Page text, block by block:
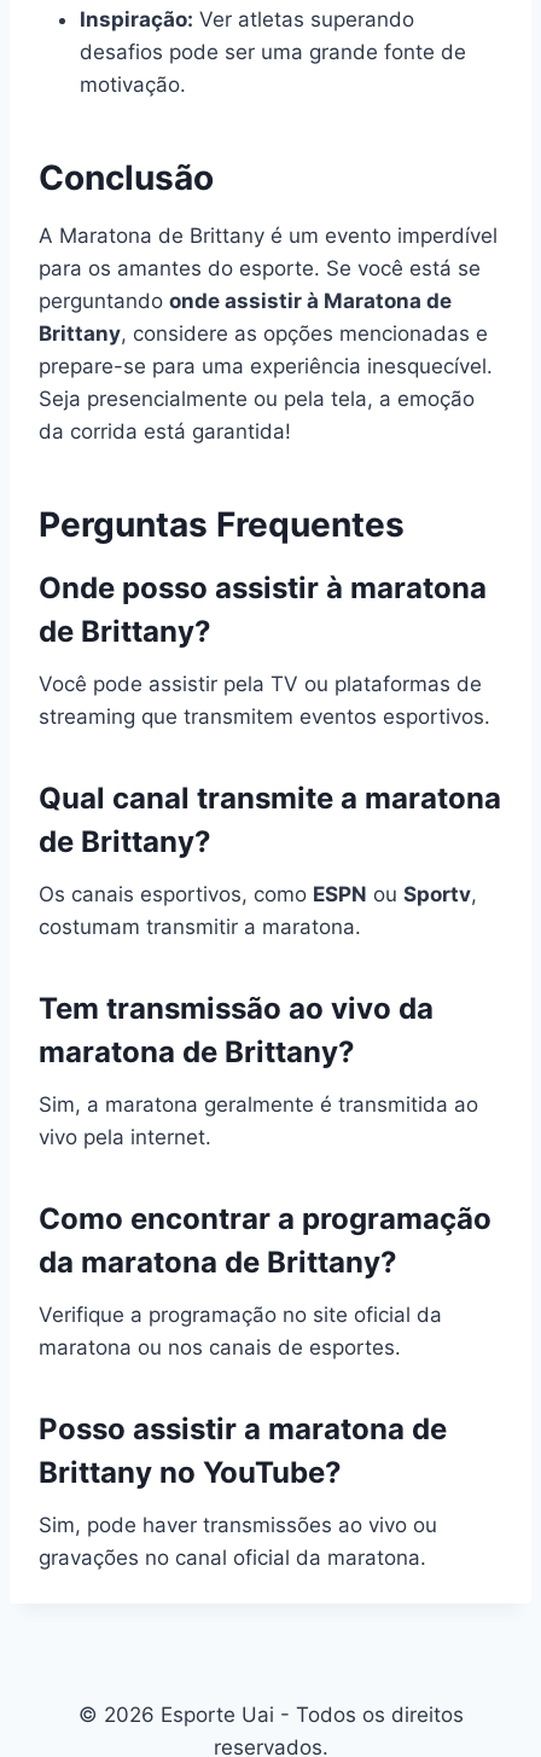
Inspiração: Ver atletas superando
desafios pode ser uma grande fonte de
motivação.
Conclusão
A Maratona de Brittany é um evento imperdível
para os amantes do esporte. Se você está se
perguntando onde assistir à Maratona de
Brittany, considere as opções mencionadas e
prepare-se para uma experiência inesquecível.
Seja presencialmente ou pela tela, a emoção
da corrida está garantida!
Perguntas Frequentes
Onde posso assistir à maratona
de Brittany?
Você pode assistir pela TV ou plataformas de
streaming que transmitem eventos esportivos.
Qual canal transmite a maratona
de Brittany?
Os canais esportivos, como ESPN ou Sportv,
costumam transmitir a maratona.
Tem transmissão ao vivo da
maratona de Brittany?
Sim, a maratona geralmente é transmitida ao
vivo pela internet.
Como encontrar a programação
da maratona de Brittany?
Verifique a programação no site oficial da
maratona ou nos canais de esportes.
Posso assistir a maratona de
Brittany no YouTube?
Sim, pode haver transmissões ao vivo ou
gravações no canal oficial da maratona.
© 2026 Esporte Uai - Todos os direitos
reservados.